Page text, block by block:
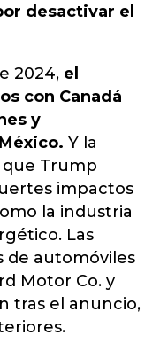
desactivar el
2024, el
con Canadá
y
Y la
Trump
impactos
la industria
Las
de automóviles
Motor Co. y
tras el anuncio,